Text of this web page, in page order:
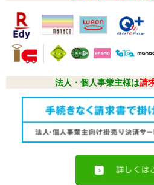
法人・個人事業主様は請